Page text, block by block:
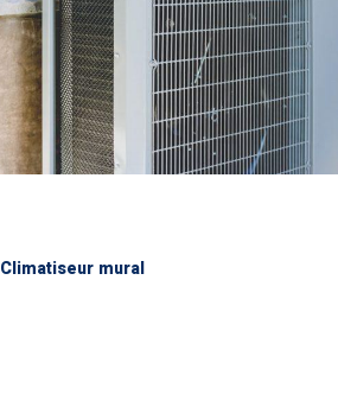
Climatiseur mural